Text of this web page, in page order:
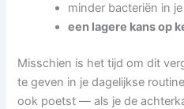
minder bacteriën in
een lagere kans op
Misschien is het tijd om dit
te geven in je dagelijkse
ook poetst — als je de